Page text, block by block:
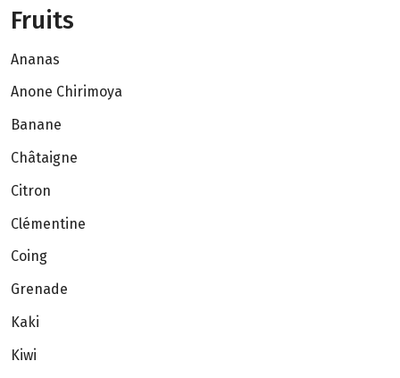
Fruits
Ananas
Anone Chirimoya
Banane
Châtaigne
Citron
Clémentine
Coing
Grenade
Kaki
Kiwi